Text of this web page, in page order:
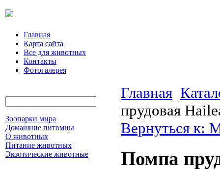
Главная
Карта сайта
Все для животных
Контакты
Фотогалерея
Зоопарки мира
Домашние питомцы
О животных
Питание животных
Экзотические животные
Главная
прудовая
Вернуться к:
Помпа